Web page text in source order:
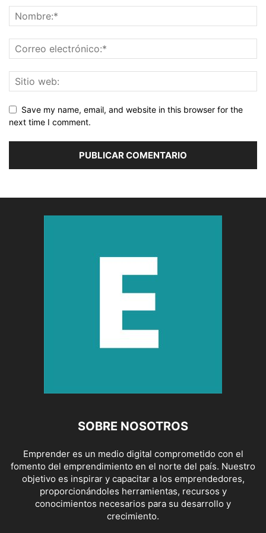
Save my name, email, and website in this browser for the
next time I comment.
SOBRE NOSOTROS
Emprender es un medio digital comprometido con el
fomento del emprendimiento en el norte del país. Nuestro
objetivo es inspirar y capacitar a los emprendedores,
proporcionándoles herramientas, recursos y
conocimientos necesarios para su desarrollo y
crecimiento.